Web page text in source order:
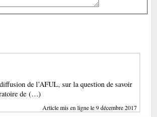
de l’AFUL, sur la question de savoir
de (…)
Article mis en ligne le 9 décembre 2017